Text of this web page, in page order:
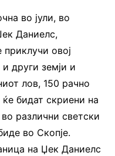
во јули, во
Даниелс,
овој
други земји и
лов, 150 рачно
бидат скриени на
различни светски
во Скопје.
на Џек Даниелс